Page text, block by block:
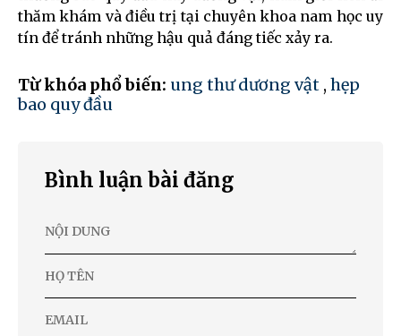
thăm khám và điều trị tại chuyên khoa nam học uy
tín để tránh những hậu quả đáng tiếc xảy ra.
Từ khóa phổ biến: ung thư dương vật , hẹp
bao quy đầu
Bình luận bài đăng